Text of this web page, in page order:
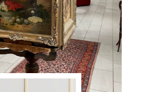
het volste
vertrouwen,
met de hulp
van Antiek
Opkoper